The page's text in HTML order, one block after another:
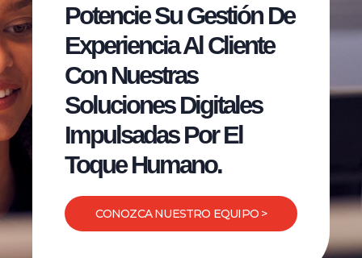
Potencie Su Gestión De
Experiencia Al Cliente
Con Nuestras
Soluciones Digitales
Impulsadas Por El
Toque Humano.
CONOZCA NUESTRO EQUIPO >